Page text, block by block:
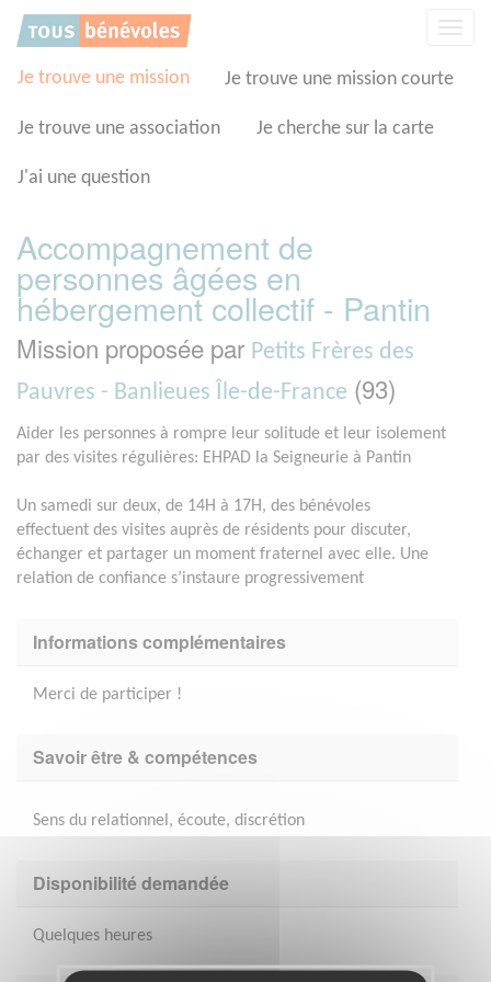
Je trouve une mission Je trouve une mission courte
Je trouve une association Je cherche sur la carte
J'ai une question
Accompagnement de
personnes âgées en
hébergement collectif - Pantin
Mission proposée par Petits Frères des
Pauvres - Banlieues Île-de-France (93)
Aider les personnes à rompre leur solitude et leur isolement
par des visites régulières: EHPAD la Seigneurie à Pantin
Un samedi sur deux, de 14H à 17H, des bénévoles
effectuent des visites auprès de résidents pour discuter,
échanger et partager un moment fraternel avec elle. Une
relation de confiance s’instaure progressivement
Informations complémentaires
Merci de participer !
Savoir être & compétences
Sens du relationnel, écoute, discrétion
Disponibilité demandée
Quelques heures
Panneau de gestion des cookies